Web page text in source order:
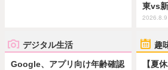
東vs
デジタル生活
Google、アプリ向け年齢確認
趣
【夏